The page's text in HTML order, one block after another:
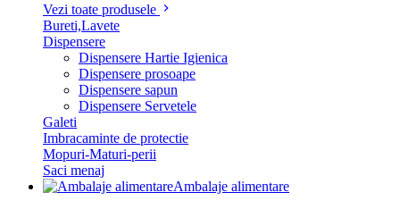
Vezi toate produsele
Bureti,Lavete
Dispensere
Dispensere Hartie Igienica
Dispensere prosoape
Dispensere sapun
Dispensere Servetele
Galeti
Imbracaminte de protectie
Mopuri-Maturi-perii
Saci menaj
Ambalaje alimentare